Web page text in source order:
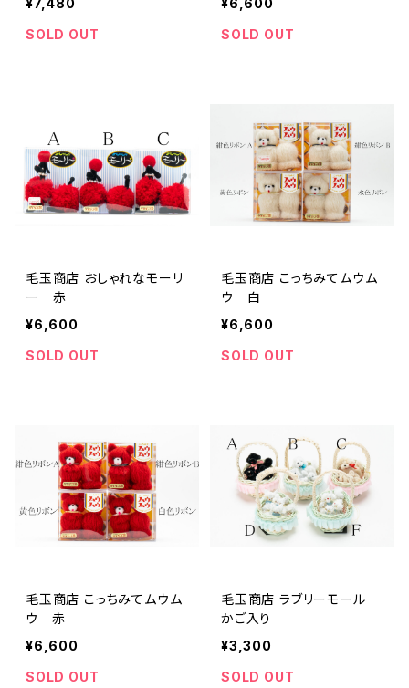
¥7,480
SOLD OUT
¥6,600
SOLD OUT
毛玉商店 おしゃれなモーリ
ー 赤
¥6,600
SOLD OUT
毛玉商店 こっちみてムウム
ウ 白
¥6,600
SOLD OUT
毛玉商店 こっちみてムウム
ウ 赤
¥6,600
SOLD OUT
毛玉商店 ラブリーモール
かご入り
¥3,300
SOLD OUT